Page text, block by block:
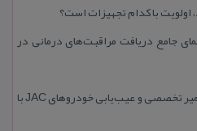
جامع دریافت مراقبت‌های درمانی در
امداد خودرو جك در مشهد | تعمیر تخصصی و عیب‌یابی خودروهای JAC با